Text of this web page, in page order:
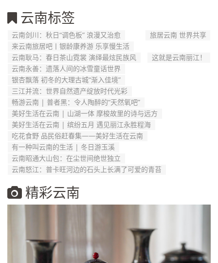
云南标签
云南剑川：秋日“调色板” 浪漫又治愈
旅居云南 世界共享
来云南旅居吧丨银龄康养游 乐享慢生活
云南耿马：春日茶山霓裳 演绎最炫民族风
这就是云南丽江！
云南永善：遗落人间的冰雪童话世界
银杏飘落 初冬的大理古城“渐入佳境”
三江并流：世界自然遗产绽放时代光彩
畅游云南 | 普者黑：令人陶醉的“天然氧吧”
美好生活在云南 | 山湖一体 摩梭故里的诗与远方
美好生活在云南 | 缤纷五月 遇见丽江永胜程海
吃花食野 品民俗赶春集——美好生活在云南
有一种叫云南的生活 | 冬日游玉溪
云南昭通大山包：在尘世间绝世独立
云南怒江：普卡旺河边的石头上长满了可爱的青苔
精彩云南